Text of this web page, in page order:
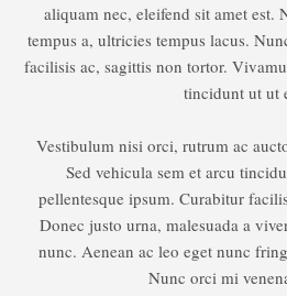
aliquam nec, eleifend sit amet est.
tempus a, ultricies tempus lacus.
facilisis ac, sagittis non tortor.
tincidunt ut ut
Vestibulum nisi orci, rutrum ac
Sed vehicula sem et arcu
pellentesque ipsum. Curabitur
Donec justo urna, malesuada a
nunc. Aenean ac leo eget nunc
Nunc orci mi